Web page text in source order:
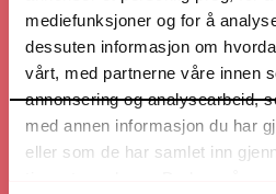
mediefunksjoner og for å
dessuten informasjon om
vårt, med partnerne våre innen
annonsering og analysearbeid,
med annen informasjon du har
eller som de har samlet inn
Veibeskrivelse
Ring